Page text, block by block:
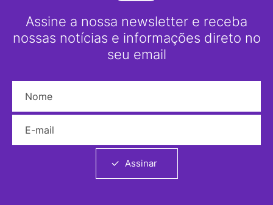
Assine a nossa newsletter e receba
nossas notícias e informações direto no
seu email
Assinar